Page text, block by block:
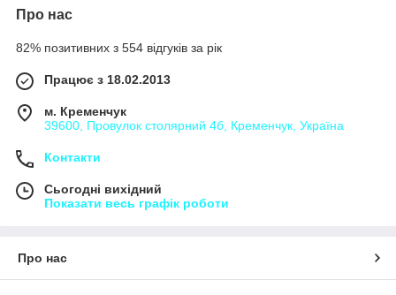
Про нас
82% позитивних з 554 відгуків за рік
Працює з 18.02.2013
м. Кременчук
39600, Провулок столярний 4б, Кременчук, Україна
Контакти
Сьогодні вихідний
Показати весь графік роботи
Про нас